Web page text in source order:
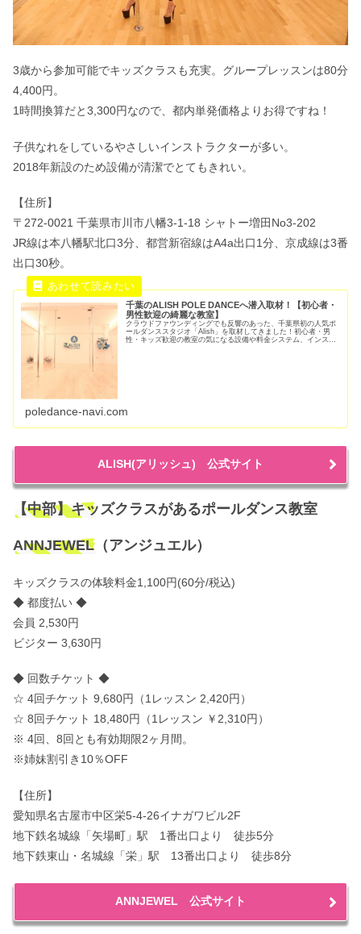
3歳から参加可能でキッズクラスも充実。グループレッスンは80分
4,400円。
1時間換算だと3,300円なので、都内単発価格よりお得ですね！
子供なれをしているやさしいインストラクターが多い。
2018年新設のため設備が清潔でとてもきれい。
【住所】
〒272-0021 千葉県市川市八幡3-1-18 シャトー増田No3-202
JR線は本八幡駅北口3分、都営新宿線はA4a出口1分、京成線は3番
出口30秒。
千葉のALISH POLE DANCEへ潜入取材！【初心者・
男性歓迎の綺麗な教室】
クラウドファウンディングでも反響のあった、千葉県初の人気ポ
ールダンススタジオ「Alish」を取材してきました！初心者・男
性・キッズ歓迎の教室の気になる設備や料金システム、インスト
poledance-navi.com
ALISH(アリッシュ) 公式サイト
【中部】キッズクラスがあるポールダンス教室
ANNJEWEL（アンジュエル）
キッズクラスの体験料金1,100円(60分/税込)
◆ 都度払い ◆
会員 2,530円
ビジター 3,630円
◆ 回数チケット ◆
☆ 4回チケット 9,680円（1レッスン 2,420円）
☆ 8回チケット 18,480円（1レッスン ￥2,310円）
※ 4回、8回とも有効期限2ヶ月間。
※姉妹割引き10％OFF
【住所】
愛知県名古屋市中区栄5-4-26イナガワビル2F
地下鉄名城線「矢場町」駅 1番出口より 徒歩5分
地下鉄東山・名城線「栄」駅 13番出口より 徒歩8分
ANNJEWEL 公式サイト